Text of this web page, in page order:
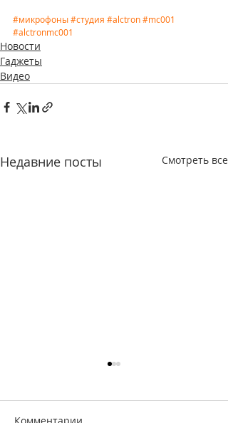
#микрофоны#студия #alctron#mc001
#alctronmc001
Новости
Гаджеты
Видео
Недавние посты Смотреть все